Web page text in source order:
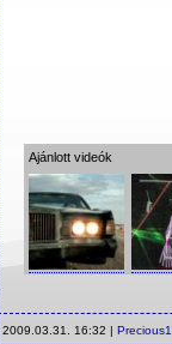
Ajánlott videók
2009.03.31. 16:32 |